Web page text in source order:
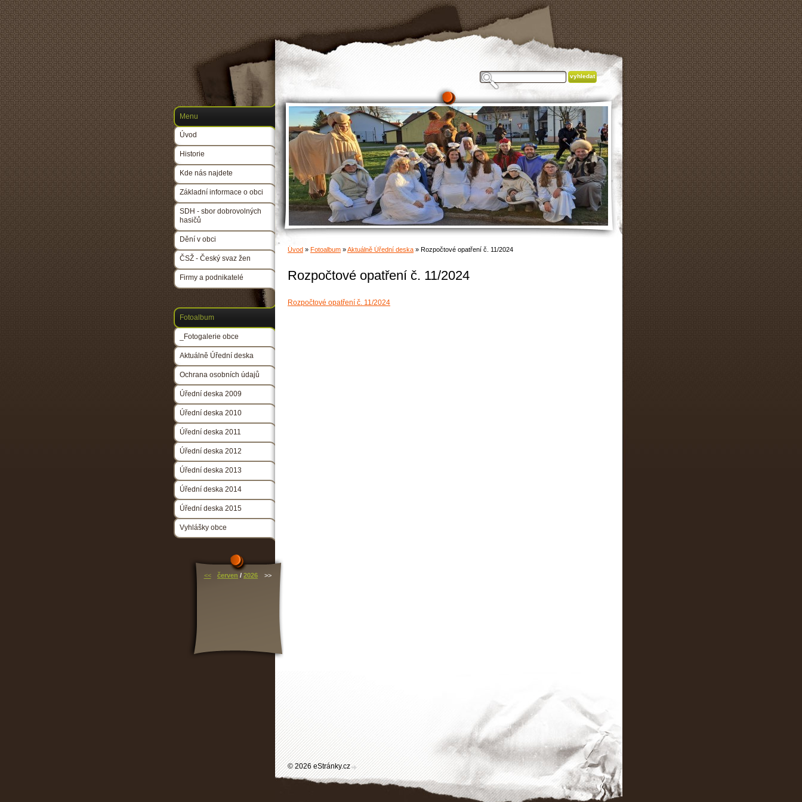
Úvod » Fotoalbum »Aktuálně Úřední deska » Rozpočtové opatření č. 11/2024
Rozpočtové opatření č. 11/2024
Rozpočtové opatření č. 11/2024
Menu
Úvod
Historie
Kde nás najdete
Základní informace o obci
SDH - sbor dobrovolných
hasičů
Dění v obci
ČSŽ - Český svaz žen
Firmy a podnikatelé
Fotoalbum
_Fotogalerie obce
Aktuálně Úřední deska
Ochrana osobních údajů
Úřední deska 2009
Úřední deska 2010
Úřední deska 2011
Úřední deska 2012
Úřední deska 2013
Úřední deska 2014
Úřední deska 2015
Vyhlášky obce
<< červen / 2026 >>
© 2026 eStránky.cz